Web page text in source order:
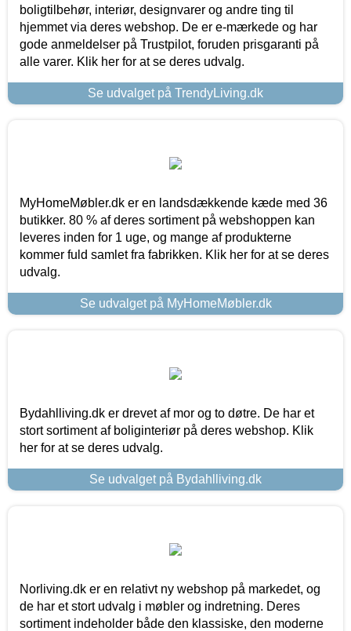
boligtilbehør, interiør, designvarer og andre ting til
hjemmet via deres webshop. De er e-mærkede og har
gode anmeldelser på Trustpilot, foruden prisgaranti på
alle varer. Klik her for at se deres udvalg.
Se udvalget på TrendyLiving.dk
MyHomeMøbler.dk er en landsdækkende kæde med 36
butikker. 80 % af deres sortiment på webshoppen kan
leveres inden for 1 uge, og mange af produkterne
kommer fuld samlet fra fabrikken. Klik her for at se deres
udvalg.
Se udvalget på MyHomeMøbler.dk
Bydahlliving.dk er drevet af mor og to døtre. De har et
stort sortiment af boliginteriør på deres webshop. Klik
her for at se deres udvalg.
Se udvalget på Bydahlliving.dk
Norliving.dk er en relativt ny webshop på markedet, og
de har et stort udvalg i møbler og indretning. Deres
sortiment indeholder både den klassiske, den moderne